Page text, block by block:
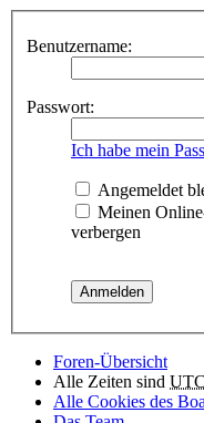
Benutzername:
Passwort:
Ich habe mein
Angemeldet
Meinen
verbergen
Foren-Übersicht
Alle Zeiten sind
Alle Cookies des